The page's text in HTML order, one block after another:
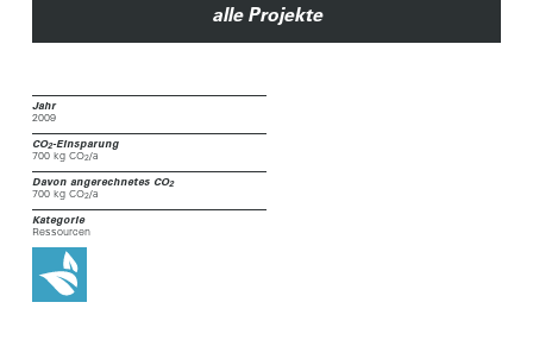
Jahr
2009
CO2-Einsparung
700 kg CO2/a
Davon angerechnetes CO2
700 kg CO2/a
Kategorie
Ressourcen
alle Projekte